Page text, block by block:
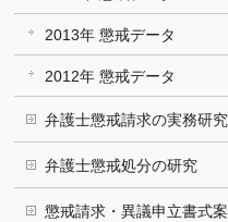
2013年 懲戒データ
2012年 懲戒データ
弁護士懲戒請求の実務研究
弁護士懲戒処分の研究
懲戒請求・異議申立書式